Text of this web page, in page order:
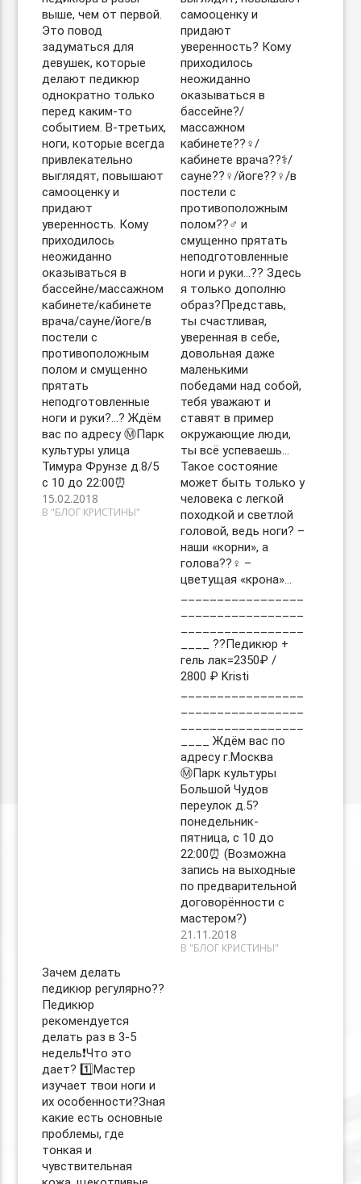
выше, чем от первой.
Это повод
задуматься для
девушек, которые
делают педикюр
однократно только
перед каким-то
событием. В-третьих,
ноги, которые всегда
привлекательно
выглядят, повышают
самооценку и
придают
уверенность. Кому
приходилось
неожиданно
оказываться в
бассейне/массажном
кабинете/кабинете
врача/сауне/йоге/в
постели с
противоположным
полом и смущенно
прятать
неподготовленные
ноги и руки?…? Ждём
вас по адресу Ⓜ️Парк
культуры улица
Тимура Фрунзе д.8/5
с 10 до 22:00⏰
15.02.2018
В "БЛОГ КРИСТИНЫ"
самооценку и
придают
уверенность? Кому
приходилось
неожиданно
оказываться в
бассейне?/
массажном
кабинете??‍♀️/
кабинете врача??‍⚕️/
сауне??‍♀️/йоге??‍♀️/в
постели с
противоположным
полом??‍♂️ и
смущенно прятать
неподготовленные
ноги и руки…?? Здесь
я только дополню
образ?Представь,
ты счастливая,
уверенная в себе,
довольная даже
маленькими
победами над собой,
тебя уважают и
ставят в пример
окружающие люди,
ты всё успеваешь…
Такое состояние
может быть только у
человека с легкой
походкой и светлой
головой, ведь ноги? –
наши «корни», а
голова??‍♀️ –
цветущая «крона»…
____ ??Педикюр +
гель лак=2350₽ /
2800 ₽ Kristi
____ Ждём вас по
адресу г.Москва
Ⓜ️Парк культуры
Большой Чудов
переулок д.5?
понедельник-
пятница, с 10 до
22:00⏰ (Возможна
запись на выходные
по предварительной
договорённости с
мастером?)
21.11.2018
В "БЛОГ КРИСТИНЫ"
Зачем делать
педикюр регулярно??
Педикюр
рекомендуется
делать раз в 3-5
недель❗️Что это
дает? 1️⃣Мастер
изучает твои ноги и
их особенности?Зная
какие есть основные
проблемы, где
тонкая и
чувствительная